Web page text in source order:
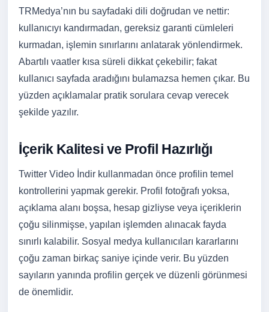
TRMedya’nın bu sayfadaki dili doğrudan ve nettir:
kullanıcıyı kandırmadan, gereksiz garanti cümleleri
kurmadan, işlemin sınırlarını anlatarak yönlendirmek.
Abartılı vaatler kısa süreli dikkat çekebilir; fakat
kullanıcı sayfada aradığını bulamazsa hemen çıkar. Bu
yüzden açıklamalar pratik sorulara cevap verecek
şekilde yazılır.
İçerik Kalitesi ve Profil Hazırlığı
Twitter Video İndir kullanmadan önce profilin temel
kontrollerini yapmak gerekir. Profil fotoğrafı yoksa,
açıklama alanı boşsa, hesap gizliyse veya içeriklerin
çoğu silinmişse, yapılan işlemden alınacak fayda
sınırlı kalabilir. Sosyal medya kullanıcıları kararlarını
çoğu zaman birkaç saniye içinde verir. Bu yüzden
sayıların yanında profilin gerçek ve düzenli görünmesi
de önemlidir.